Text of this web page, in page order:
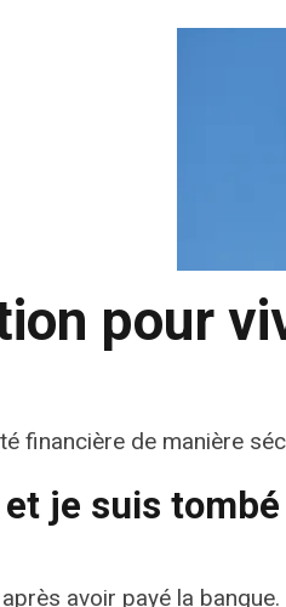
pour
financière de manière
je suis
avoir payé la banque.